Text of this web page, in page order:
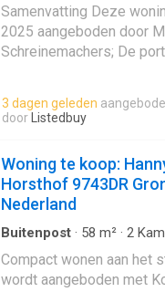
Samenvatting Deze
2025 aangeboden door
Schreinemachers; De
kamers, waarvan 1
gebouwd In 1930 en ligt
Toilet. Beschrijving
3 dagen geleden
door
Listedbuy
Woning te koop:
Horsthof 9743DR
Nederland
Buitenpost · 58 m² · 2
Compact wonen aan het
wordt aangeboden met